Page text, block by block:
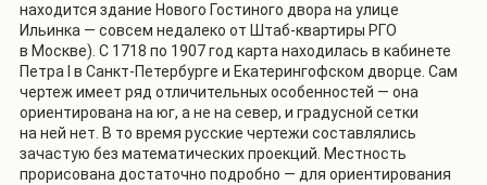
находится здание Нового Гостиного двора на улице
Ильинка — совсем недалеко от Штаб-квартиры РГО
в Москве). С 1718 по 1907 год карта находилась в кабинете
Петра I в Санкт-Петербурге и Екатерингофском дворце. Сам
чертеж имеет ряд отличительных особенностей — она
ориентирована на юг, а не на север, и градусной сетки
на ней нет. В то время русские чертежи составлялись
зачастую без математических проекций. Местность
прорисована достаточно подробно — для ориентирования